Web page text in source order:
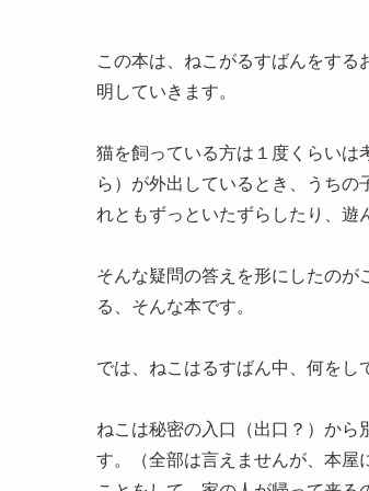
この本は、ねこがるすばんをす
明していきます。
猫を飼っている方は１度くらいは
ら）が外出しているとき、うちの
れともずっといたずらしたり、遊
そんな疑問の答えを形にしたのが
る、そんな本です。
では、ねこはるすばん中、何をし
ねこは秘密の入口（出口？）から
す。（全部は言えませんが、本屋